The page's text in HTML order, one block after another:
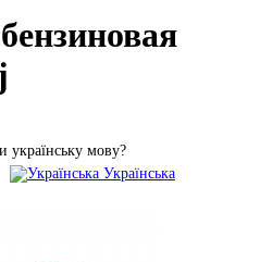
українську мову?
Українська